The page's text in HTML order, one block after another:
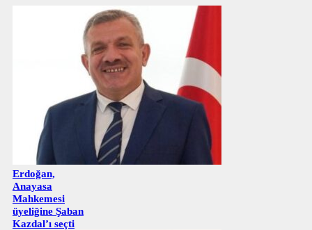
Erdoğan,
Anayasa
Mahkemesi
üyeliğine Şaban
Kazdal’ı seçti